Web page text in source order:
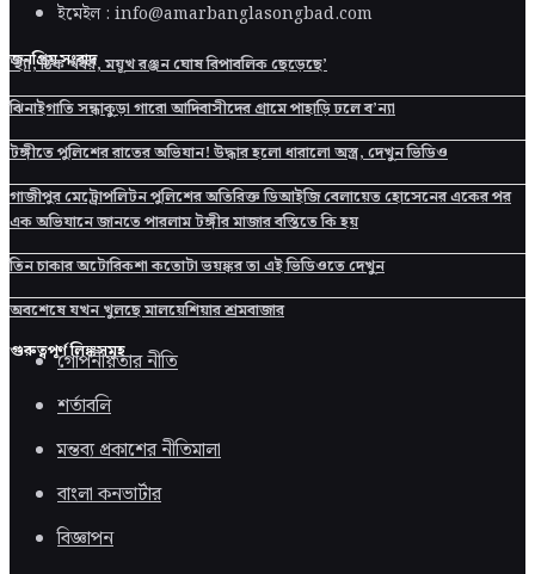
ইমেইল : info@amarbanglasongbad.com
জনপ্রিয় সংবাদ
‘হ্যাঁ, ঠিক খবর, ময়ূখ রঞ্জন ঘোষ রিপাবলিক ছেড়েছে’
ঝিনাইগাতি সন্ধাকুড়া গারো আদিবাসীদের গ্রামে পাহাড়ি ঢলে ব’ন্যা
টঙ্গীতে পুলিশের রাতের অভিযান! উদ্ধার হলো ধারালো অস্ত্র, দেখুন ভিডিও
গাজীপুর মেট্রোপলিটন পুলিশের অতিরিক্ত ডিআইজি বেলায়েত হোসেনের একের পর
এক অভিযানে জানতে পারলাম টঙ্গীর মাজার বস্তিতে কি হয়
তিন চাকার অটোরিকশা কতোটা ভয়ঙ্কর তা এই ভিডিওতে দেখুন
অবশেষে যখন খুলছে মালয়েশিয়ার শ্রমবাজার
গুরুত্বপূর্ণ লিঙ্কসমূহ
গোপনীয়তার নীতি
শর্তাবলি
মন্তব্য প্রকাশের নীতিমালা
বাংলা কনভার্টার
বিজ্ঞাপন